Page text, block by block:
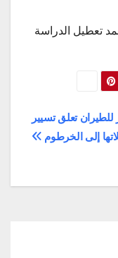
تعطيل الدراسة
تعلق تسيير
إلى الخرطوم